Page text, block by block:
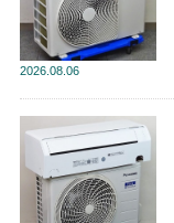
2026 08.06